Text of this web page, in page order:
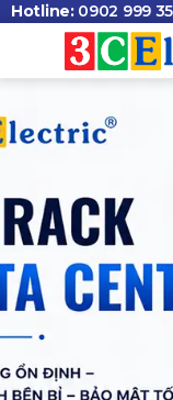
Hotline: 0902 999